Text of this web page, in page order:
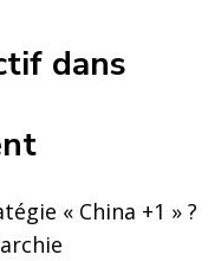
dans
« China +1 » ?